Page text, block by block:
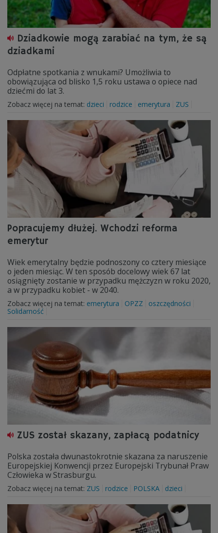
Dziadkowie mogą zarabiać na tym, że są
dziadkami
Odpłatne spotkania z wnukami? Umożliwia to
obowiązująca od blisko 1,5 roku ustawa o opiece nad
dziećmi do lat 3.
Zobacz więcej na temat: dzieci rodzice emerytura ZUS
Popracujemy dłużej. Wchodzi reforma
emerytur
Wiek emerytalny będzie podnoszony co cztery miesiące
o jeden miesiąc. W ten sposób docelowy wiek 67 lat
osiągnięty zostanie w przypadku mężczyzn w roku 2020,
a w przypadku kobiet - w 2040.
Zobacz więcej na temat: emerytura OPZZ
oszczędności
Solidarność
ZUS został skazany, zapłacą podatnicy
Polska została dwunastokrotnie skazana za naruszenie
Europejskiej Konwencji przez Europejski Trybunał Praw
Człowieka w Strasburgu.
Zobacz więcej na temat: ZUS rodzice POLSKA dzieci